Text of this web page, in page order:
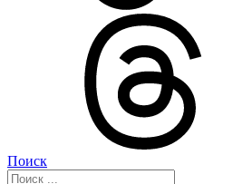
Поиск